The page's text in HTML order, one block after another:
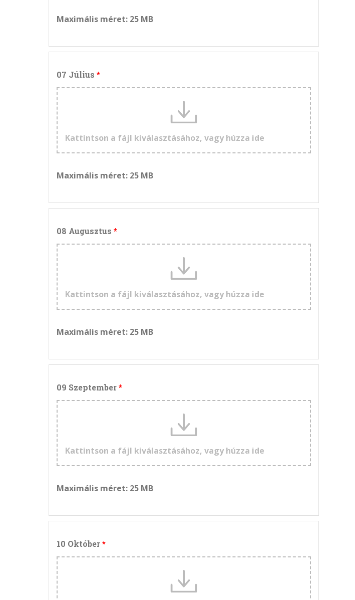
Maximális méret: 25 MB
07 Július
Kattintson a fájl kiválasztásához, vagy húzza ide
Maximális méret: 25 MB
08 Augusztus
Kattintson a fájl kiválasztásához, vagy húzza ide
Maximális méret: 25 MB
09 Szeptember
Kattintson a fájl kiválasztásához, vagy húzza ide
Maximális méret: 25 MB
10 Október